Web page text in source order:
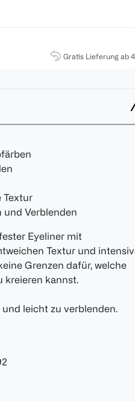
Gratis Lieferung ab
Textur
und Verblenden
Eyeliner mit
Textur und
Grenzen dafür, welche
kreieren kannst.
und leicht zu verblenden.